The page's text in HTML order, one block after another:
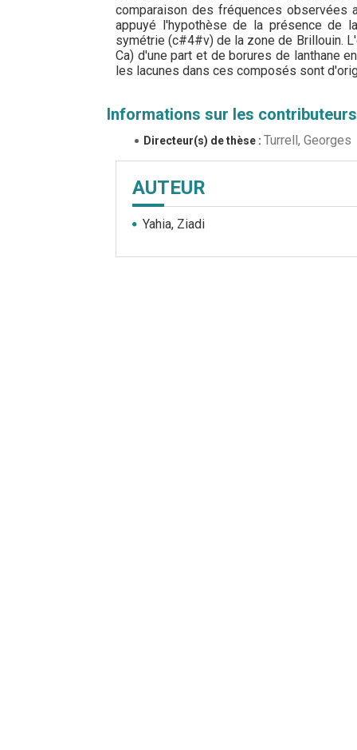
comparaison des fréquences
appuyé l'hypothèse de la présence de
symétrie (c#4#v) de la zone de Brillouin.
Ca) d'une part et de borures de lanthane
les lacunes dans ces composés sont
Informations sur les contributeurs
Directeur(s) de thèse : Turrell, Georges
AUTEUR
Yahia, Ziadi